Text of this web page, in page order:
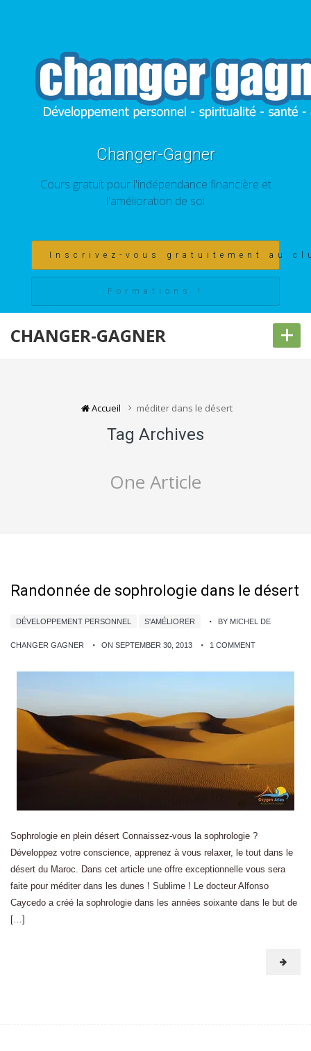
Changer-Gagner
Cours gratuit pour l'indépendance financière et
l'amélioration de soi
Inscrivez-vous gratuitement au
Formations !
CHANGER-GAGNER +
Accueil méditer dans le désert
Tag Archives
One Article
Randonnée de sophrologie dans le désert
DÉVELOPPEMENT PERSONNEL S'AMÉLIORER BY MICHEL DE
CHANGER GAGNER ON SEPTEMBER 30, 2013 1 COMMENT
Sophrologie en plein désert Connaissez-vous la sophrologie ?
Développez votre conscience, apprenez à vous relaxer, le tout dans le
désert du Maroc. Dans cet article une offre exceptionnelle vous sera
faite pour méditer dans les dunes ! Sublime ! Le docteur Alfonso
Caycedo a créé la sophrologie dans les années soixante dans le but de
[…]